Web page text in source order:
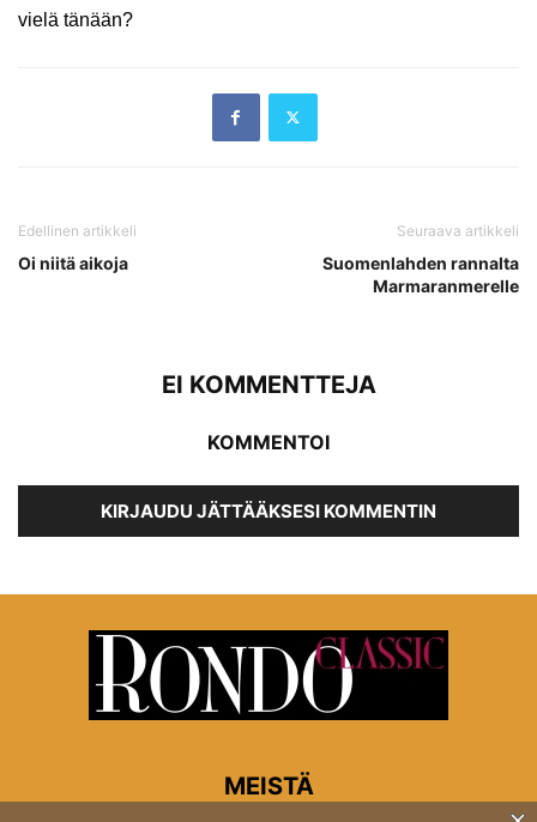
vielä tänään?
Edellinen artikkeli
Oi niitä aikoja
Seuraava artikkeli
Suomenlahden rannalta
Marmaranmerelle
EI KOMMENTTEJA
KOMMENTOI
KIRJAUDU JÄTTÄÄKSESI KOMMENTIN
MEISTÄ